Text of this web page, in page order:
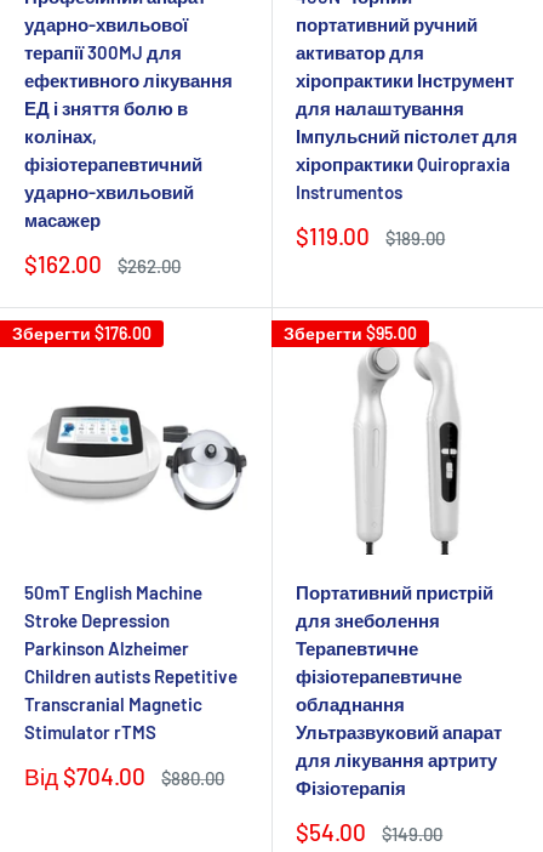
ударно-хвильової
терапії 300MJ для
ефективного лікування
ЕД і зняття болю в
колінах,
фізіотерапевтичний
ударно-хвильовий
масажер
Ціна
$162.00
Звичайна
$262.00
портативний ручний
активатор для
хіропрактики Інструмент
для налаштування
Імпульсний пістолет для
хіропрактики Quiropraxia
Instrumentos
Ціна
$119.00
Звичайна
$189.00
Зберегти $176.00
50mT English Machine
Stroke Depression
Parkinson Alzheimer
Children autists Repetitive
Transcranial Magnetic
Stimulator rTMS
Ціна
продажу
Від $704.00
Звичайна
$880.00
Зберегти $95.00
Портативний пристрій
для знеболення
Терапевтичне
фізіотерапевтичне
обладнання
Ультразвуковий апарат
для лікування артриту
Фізіотерапія
Ціна
$54.00
Звичайна
$149.00